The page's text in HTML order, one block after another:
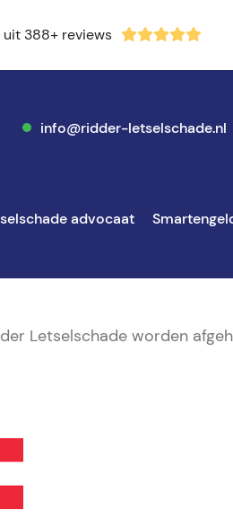
uit 388+ reviews
info@ridder-letselschade.nl
advocaat
Letselschade worden